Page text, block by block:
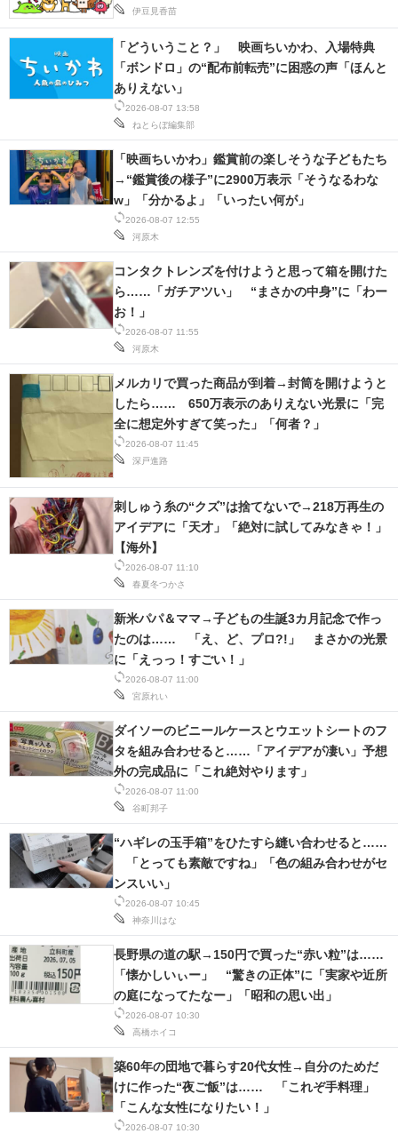
伊豆見香苗
2026-08-07 13:58
ねとらぼ編集部
「どういうこと？」 映画ちいかわ、入場特典
「ボンドロ」の“配布前転売”に困惑の声「ほんと
ありえない」
2026-08-07 12:55
河原木
「映画ちいかわ」鑑賞前の楽しそうな子どもたち
→“鑑賞後の様子”に2900万表示「そうなるわな
w」「分かるよ」「いったい何が」
2026-08-07 11:55
河原木
コンタクトレンズを付けようと思って箱を開けた
ら……「ガチアツい」 “まさかの中身”に「わー
お！」
2026-08-07 11:45
深戸進路
メルカリで買った商品が到着→封筒を開けようと
したら…… 650万表示のありえない光景に「完
全に想定外すぎて笑った」「何者？」
2026-08-07 11:10
春夏冬つかさ
刺しゅう糸の“クズ”は捨てないで→218万再生の
アイデアに「天才」「絶対に試してみなきゃ！」
【海外】
2026-08-07 11:00
宮原れい
新米パパ＆ママ→子どもの生誕3カ月記念で作っ
たのは…… 「え、ど、プロ?!」 まさかの光景
に「えっっ！すごい！」
2026-08-07 11:00
谷町邦子
ダイソーのビニールケースとウエットシートのフ
タを組み合わせると……「アイデアが凄い」予想
外の完成品に「これ絶対やります」
2026-08-07 10:45
神奈川はな
“ハギレの玉手箱”をひたすら縫い合わせると……
「とっても素敵ですね」「色の組み合わせがセ
ンスいい」
2026-08-07 10:30
高橋ホイコ
長野県の道の駅→150円で買った“赤い粒”は……
「懐かしいぃー」 “驚きの正体”に「実家や近所
の庭になってたなー」「昭和の思い出」
2026-08-07 10:30
築60年の団地で暮らす20代女性→自分のためだ
けに作った“夜ご飯”は…… 「これぞ手料理」
「こんな女性になりたい！」